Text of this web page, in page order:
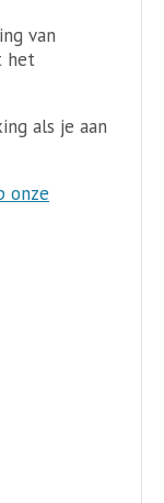
van
het
als je aan
onze